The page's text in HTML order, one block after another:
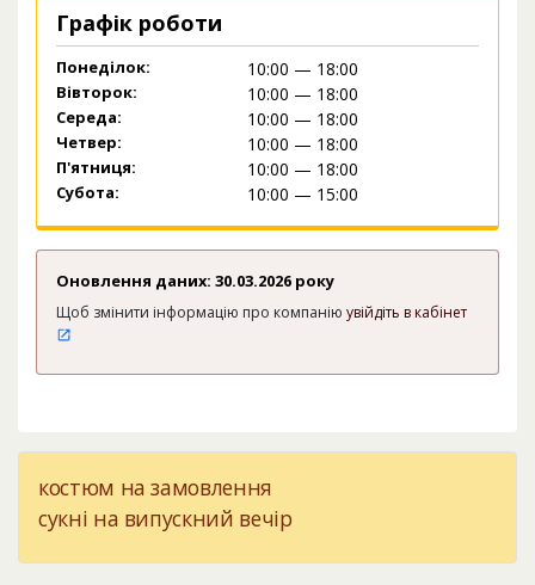
Графік роботи
Понеділок: 10:00 — 18:00
Вівторок: 10:00 — 18:00
Середа: 10:00 — 18:00
Четвер: 10:00 — 18:00
П'ятниця: 10:00 — 18:00
Субота: 10:00 — 15:00
Оновлення даних: 30.03.2026 року
Щоб змінити інформацію про компанію увійдіть в кабінет
костюм на замовлення
сукні на випускний вечір